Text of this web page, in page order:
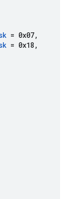
= 0x07,
= 0x18 ,